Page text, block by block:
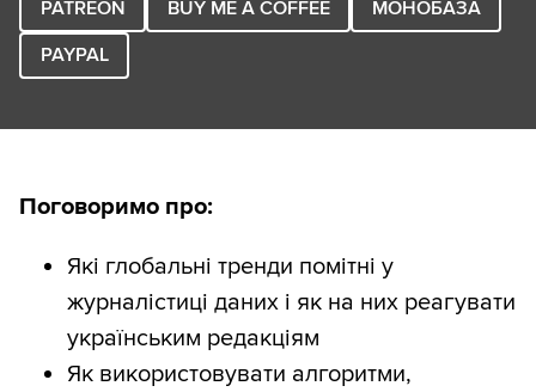
PATREON BUY ME A COFFEE
МОНОБАЗА
PAYPAL
Поговоримо про:
Які глобальні тренди помітні у
журналістиці даних і як на них реагувати
українським редакціям
Як використовувати алгоритми,